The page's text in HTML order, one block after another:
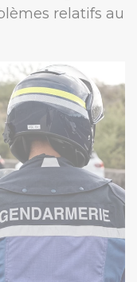
relatifs au